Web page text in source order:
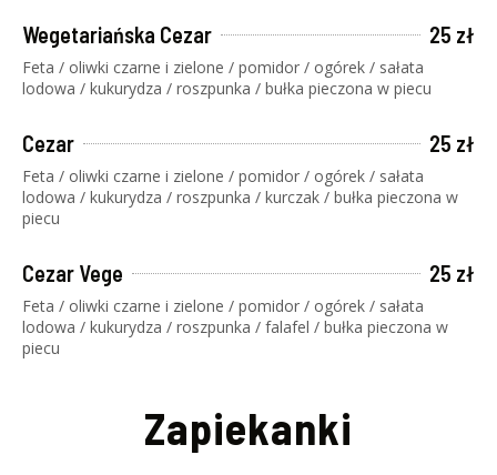
Wegetariańska Cezar 25 zł
Feta / oliwki czarne i zielone / pomidor / ogórek / sałata
lodowa / kukurydza / roszpunka / bułka pieczona w piecu
Cezar 25 zł
Feta / oliwki czarne i zielone / pomidor / ogórek / sałata
lodowa / kukurydza / roszpunka / kurczak / bułka pieczona w
piecu
Cezar Vege 25 zł
Feta / oliwki czarne i zielone / pomidor / ogórek / sałata
lodowa / kukurydza / roszpunka / falafel / bułka pieczona w
piecu
Zapiekanki